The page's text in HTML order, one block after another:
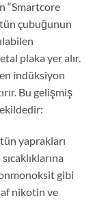
“Smartcore
çubuğunun
plaka yer alır.
indüksiyon
Bu gelişmiş
yaprakları
gibi
nikotin ve